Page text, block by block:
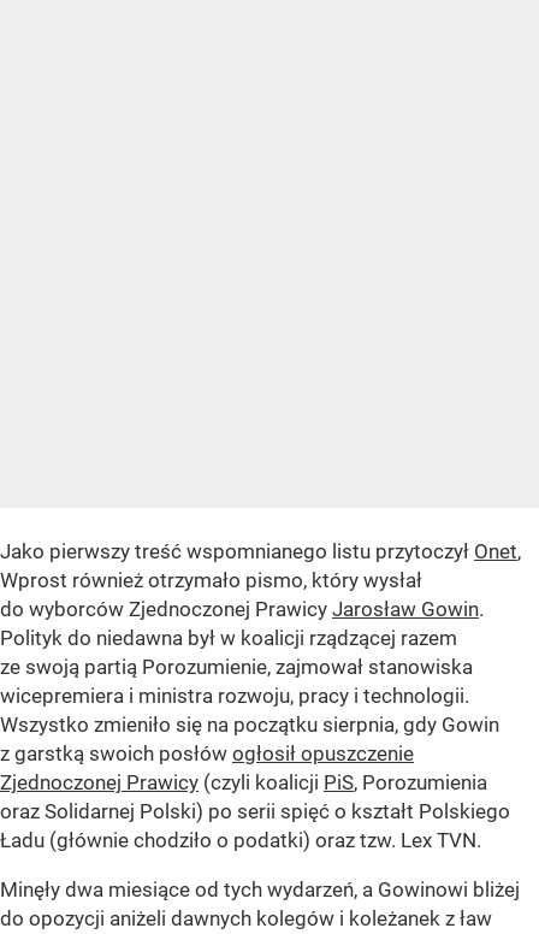
Jako pierwszy treść wspomnianego listu przytoczył Onet,
Wprost również otrzymało pismo, który wysłał
do wyborców Zjednoczonej Prawicy Jarosław Gowin.
Polityk do niedawna był w koalicji rządzącej razem
ze swoją partią Porozumienie, zajmował stanowiska
wicepremiera i ministra rozwoju, pracy i technologii.
Wszystko zmieniło się na początku sierpnia, gdy Gowin
z garstką swoich posłów ogłosił opuszczenie
Zjednoczonej Prawicy (czyli koalicji PiS, Porozumienia
oraz Solidarnej Polski) po serii spięć o kształt Polskiego
Ładu (głównie chodziło o podatki) oraz tzw. Lex TVN.
Minęły dwa miesiące od tych wydarzeń, a Gowinowi bliżej
do opozycji aniżeli dawnych kolegów i koleżanek z ław